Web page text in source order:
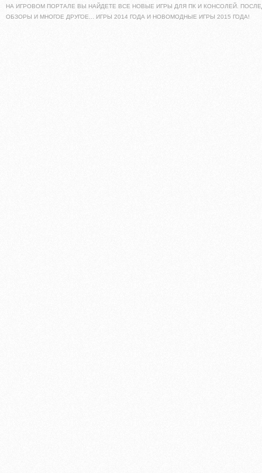
НА ИГРОВОМ ПОРТАЛЕ ВЫ НАЙДЕТЕ ВСЕ НОВЫЕ ИГРЫ ДЛЯ ПК И КОНСОЛЕЙ.
ОБЗОРЫ И МНОГОЕ ДРУГОЕ... ИГРЫ 2014 ГОДА И НОВОМОДНЫЕ ИГРЫ 2015 ГОДА!